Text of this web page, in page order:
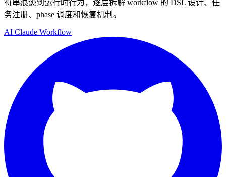
符串痕迹到运行时行为，逐层拆解 workflow 的 DSL 设计、任
务注册、phase 调度和恢复机制。
AI Claude Workflow